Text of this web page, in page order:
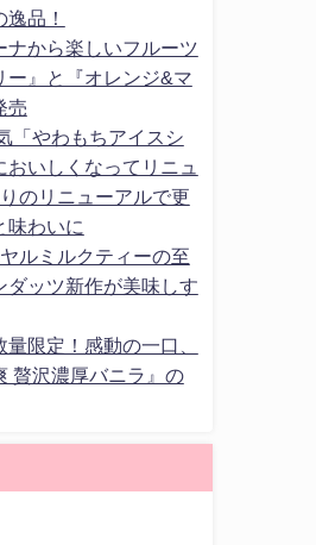
品！
ナから楽しいフルーツ
ー』と『オレンジ&マ
売
「やわもちアイスシ
おいしくなってリニュ
のリニューアルで更
味わいに
ルミルクティーの至
ダッツ新作が美味しす
限定！感動の一口、
贅沢濃厚バニラ』の